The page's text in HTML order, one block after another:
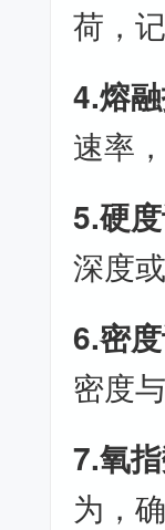
荷，
4.熔
速率
5.硬
深度
6.密
密度
7.氧
为，